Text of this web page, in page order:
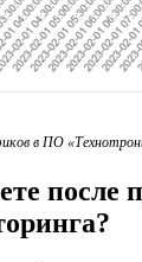
в ПО
после